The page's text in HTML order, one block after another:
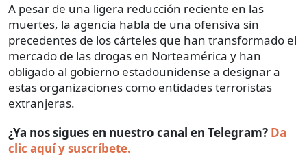
A pesar de una ligera reducción reciente en las
muertes, la agencia habla de una ofensiva sin
precedentes de los cárteles que han transformado el
mercado de las drogas en Norteamérica y han
obligado al gobierno estadounidense a designar a
estas organizaciones como entidades terroristas
extranjeras.
¿Ya nos sigues en nuestro canal en Telegram? Da
clic aquí y suscríbete.